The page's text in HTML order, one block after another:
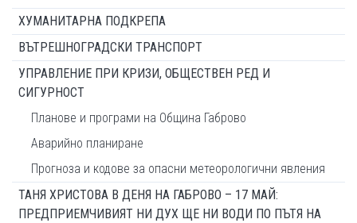
ХУМАНИТАРНА ПОДКРЕПА
ВЪТРЕШНОГРАДСКИ ТРАНСПОРТ
УПРАВЛЕНИЕ ПРИ КРИЗИ, ОБЩЕСТВЕН РЕД И
СИГУРНОСТ
Планове и програми на Община Габрово
Аварийно планиране
Прогноза и кодове за опасни метеорологични явления
ТАНЯ ХРИСТОВА В ДЕНЯ НА ГАБРОВО – 17 МАЙ:
ПРЕДПРИЕМЧИВИЯТ НИ ДУХ ЩЕ НИ ВОДИ ПО ПЪТЯ НА